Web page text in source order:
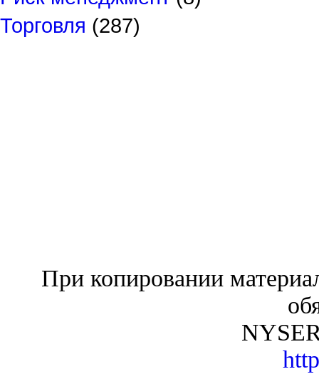
Торговля (287)
При копировании